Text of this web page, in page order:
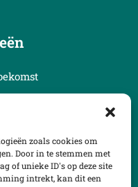
zoals cookies om
Door in te stemmen met
of unieke ID's op deze site
intrekt, kan dit een